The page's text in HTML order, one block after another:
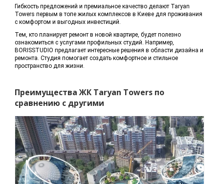
Гибкость предложений и премиальное качество делают Taryan
Towers первым в топе жилых комплексов в Киеве для проживания
с комфортом и выгодных инвестиций.
Тем, кто планирует ремонт в новой квартире, будет полезно
ознакомиться с услугами профильных студий. Например,
BORISSTUDIO предлагает интересные решения в области дизайна и
ремонта. Студия помогает создать комфортное и стильное
пространство для жизни.
Преимущества ЖК Taryan Towers по
сравнению с другими